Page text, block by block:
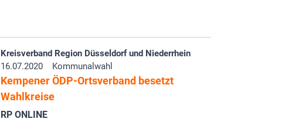
Kreisverband Region Düsseldorf und Niederrhein
16.07.2020
Kommunalwahl
Kempener ÖDP-Ortsverband besetzt
Wahlkreise
RP ONLINE